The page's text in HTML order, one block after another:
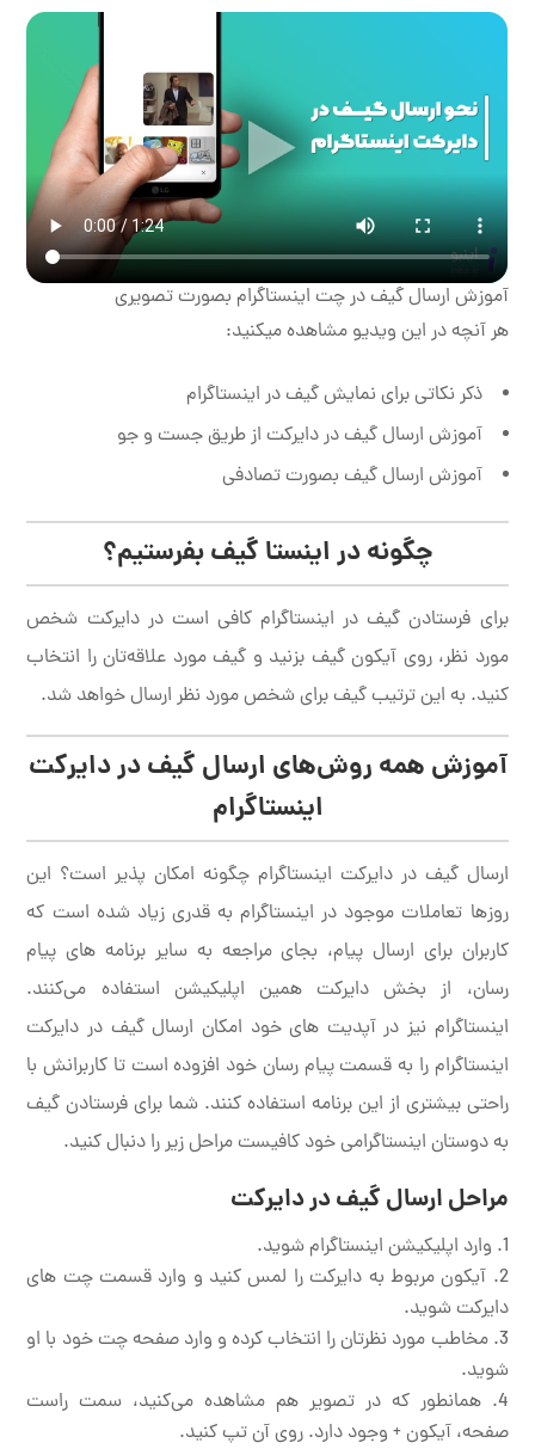
آموزش ارسال گیف در چت اینستاگرام بصورت تصویری
هر آنچه در این ویدیو مشاهده میکنید:
ذکر نکاتی برای نمایش گیف در اینستاگرام
آموزش ارسال گیف در دایرکت از طریق جست و جو
آموزش ارسال گیف بصورت تصادفی
چگونه در اینستا گیف بفرستیم؟
برای فرستادن گیف در اینستاگرام کافی است در دایرکت شخص
مورد نظر، روی آیکون گیف بزنید و گیف مورد علاقه‌تان را انتخاب
کنید. به این ترتیب گیف برای شخص مورد نظر ارسال خواهد شد.
آموزش همه روش‌های ارسال گیف در دایرکت
اینستاگرام
ارسال گیف در دایرکت اینستاگرام چگونه امکان پذیر است؟ این
روزها تعاملات موجود در اینستاگرام به قدری زیاد شده است که
کاربران برای ارسال پیام، بجای مراجعه به سایر برنامه های پیام
رسان، از بخش دایرکت همین اپلیکیشن استفاده می‌کنند.
اینستاگرام نیز در آپدیت های خود امکان ارسال گیف در دایرکت
اینستاگرام را به قسمت پیام رسان خود افزوده است تا کاربرانش با
راحتی بیشتری از این برنامه استفاده کنند. شما برای فرستادن گیف
به دوستان اینستاگرامی خود کافیست مراحل زیر را دنبال کنید.
مراحل ارسال گیف در دایرکت
وارد اپلیکیشن اینستاگرام شوید.
آیکون مربوط به دایرکت را لمس کنید و وارد قسمت چت های
دایرکت شوید.
مخاطب مورد نظرتان را انتخاب کرده و وارد صفحه چت خود با او
شوید.
همانطور که در تصویر هم مشاهده می‌کنید، سمت راست
صفحه، آیکون + وجود دارد. روی آن تپ کنید.